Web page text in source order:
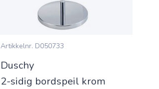
Artikkelnr. D050733
Duschy
2-sidig bordspeil krom